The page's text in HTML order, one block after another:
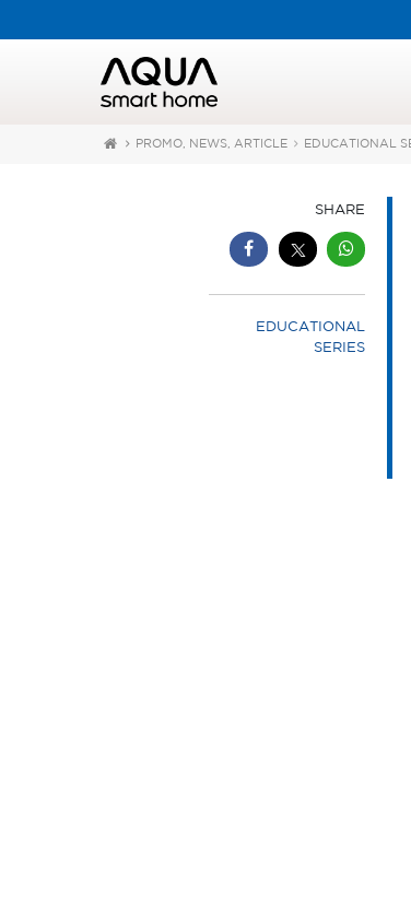
PROMO, NEWS, ARTICLE EDUCATIONAL
SHARE
EDUCATIONAL
SERIES